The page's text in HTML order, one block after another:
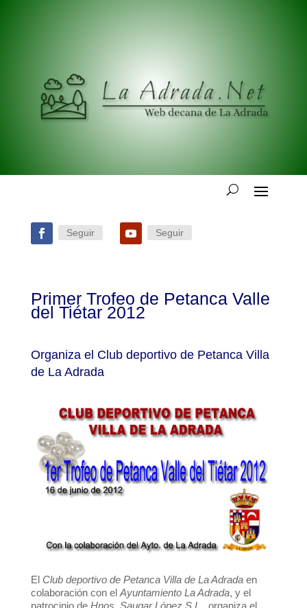
Seguir Seguir
Primer Trofeo de Petanca Valle
del Tiétar 2012
Organiza el Club deportivo de Petanca Villa
de La Adrada
El Club deportivo de Petanca Villa de La Adradaen
colaboración con el Ayuntamiento La Adrada, y el
patrocinio de Hnos. Saugar López S.L., organiza el